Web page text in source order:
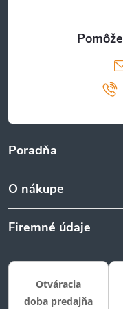
Poradňa
O nákupe
Firemné údaje
Otváracia
doba predajňa